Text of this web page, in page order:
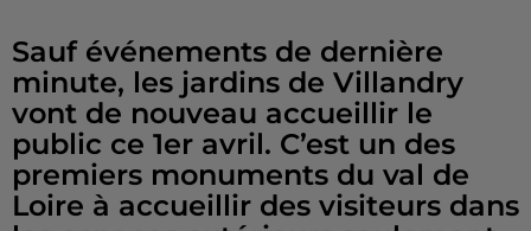
Sauf événements de dernière
minute, les jardins de Villandry
vont de nouveau accueillir le
public ce 1er avril. C’est un des
premiers monuments du val de
Loire à accueillir des visiteurs dans